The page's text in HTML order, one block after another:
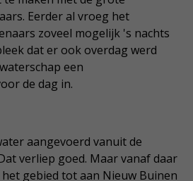
Eerder al vroeg het
zoveel mogelijk 's nachts
dat er ook overdag werd
een
de dag in.
aangevoerd vanuit de
verliep goed. Maar vanaf daar
gebied tot aan Nieuw Buinen